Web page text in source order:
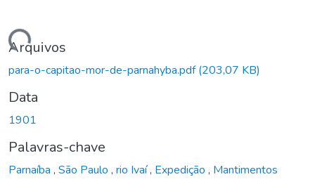
Arquivos
para-o-capitao-mor-de-parnahyba.pdf(203,07 KB)
Data
1901
Palavras-chave
Parnaíba , São Paulo , rio Ivaí, Expedição , Mantimentos